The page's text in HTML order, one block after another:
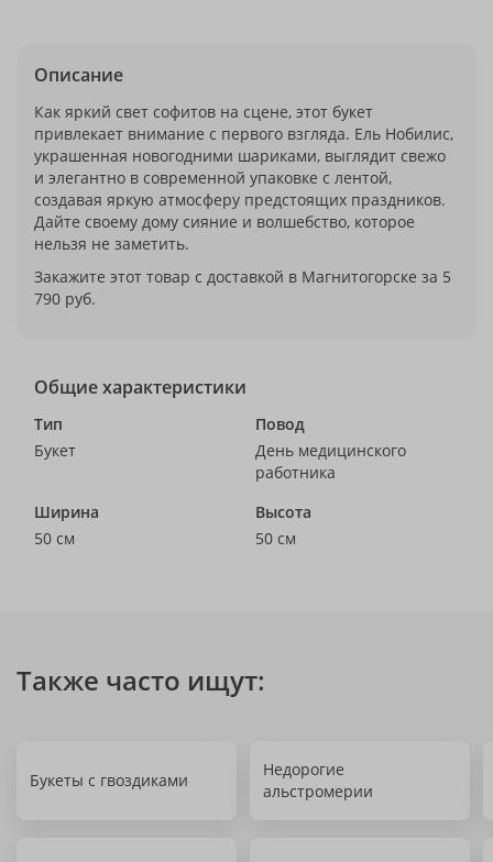
Описание
Как яркий свет софитов на сцене, этот букет
привлекает внимание с первого взгляда. Ель Нобилис,
украшенная новогодними шариками, выглядит свежо
и элегантно в современной упаковке с лентой,
создавая яркую атмосферу предстоящих праздников.
Дайте своему дому сияние и волшебство, которое
нельзя не заметить.
Закажите этот товар с доставкой в Магнитогорске за 5
790 руб.
Общие характеристики
Тип
Букет
Повод
День медицинского
работника
Ширина
50 см
Высота
50 см
Также часто ищут:
Букеты с гвоздиками
Недорогие
альстромерии